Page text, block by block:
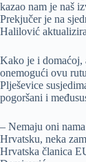
kazao nam je naš
Prekjučer je na
Halilović
Kako je i domaćoj,
onemogući ovu
Plješevice
pogoršani i
– Nemaju oni
Hrvatsku, neka
Hrvatska članica